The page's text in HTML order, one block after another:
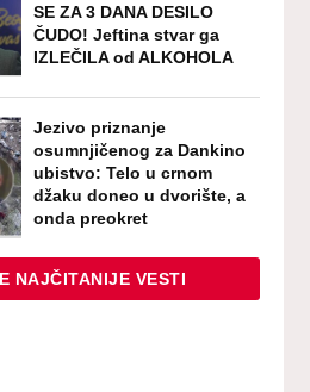
SE ZA 3 DANA DESILO
ČUDO! Jeftina stvar ga
IZLEČILA od ALKOHOLA
Jezivo priznanje
osumnjičenog za Dankino
ubistvo: Telo u crnom
džaku doneo u dvorište, a
onda preokret
NAJČITANIJE VESTI